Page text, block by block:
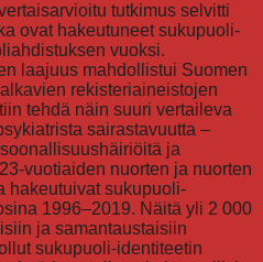
tutkimus selvitti
ovat hakeutuneet sukupuoli-
vuoksi.
laajuus mahdollistui Suomen
rekisteriaineistojen
tehdä näin suuri vertaileva
sairastavuutta –
ja
vuotiaiden nuorten ja nuorten
hakeutuivat sukupuoli-
1996–2019. Näitä yli 2 000
ja samantaustaisiin
sukupuoli-identiteetin